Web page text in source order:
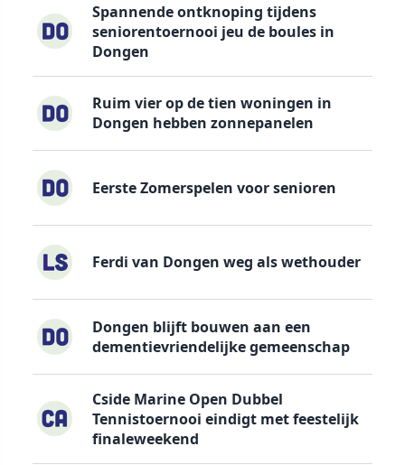
Spannende ontknoping tijdens
seniorentoernooi jeu de boules in
Dongen
Ruim vier op de tien woningen in
Dongen hebben zonnepanelen
Eerste Zomerspelen voor senioren
Ferdi van Dongen weg als wethouder
Dongen blijft bouwen aan een
dementievriendelijke gemeenschap
Cside Marine Open Dubbel
Tennistoernooi eindigt met feestelijk
finaleweekend